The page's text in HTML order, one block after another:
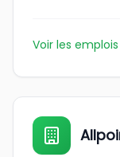
Voir les